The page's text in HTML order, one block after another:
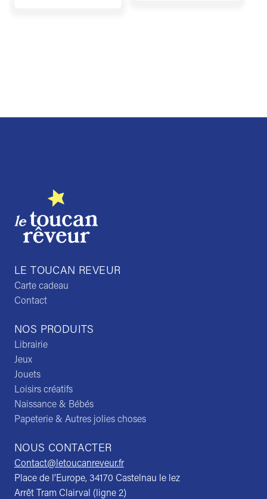
NOS PRODUITS
Librairie
Jeux
Jouets
Loisirs créatifs
Naissance & Bébés
Papeterie & Autres jolies choses
NOUS CONTACTER
Contact@letoucanreveur.fr
Place de l’Europe, 34170 Castelnau le lez
Arrêt Tram Clairval (ligne 2)
LE TOUCAN REVEUR
Carte cadeau
Contact